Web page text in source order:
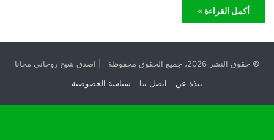
أكمل القراءة »
© حقوق النشر 2026، جميع الحقوق محفوظة | اصدق شيخ روحاني مجانا
نبذة عن
اتصل بنا سياسة الخصوصية